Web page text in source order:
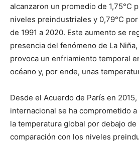
alcanzaron un promedio de 1,75°C
niveles preindustriales y 0,79°C
de 1991 a 2020. Este aumento se
presencia del fenómeno de La
provoca un enfriamiento temporal
océano y, por ende, unas
Desde el Acuerdo de París en
internacional se ha comprometido
la temperatura global por debajo de
comparación con los niveles